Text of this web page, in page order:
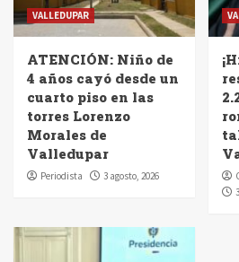
VALLEDUPAR
ATENCIÓN: Niño de
4 años cayó desde un
cuarto piso en las
torres Lorenzo
Morales de
Valledupar
Periodista 3 agosto, 2026